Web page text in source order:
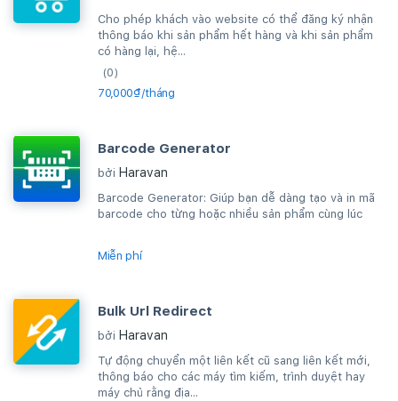
Cho phép khách vào website có thể đăng ký nhận
thông báo khi sản phẩm hết hàng và khi sản phẩm
có hàng lại, hệ...
(0)
70,000₫/tháng
Barcode Generator
bởi Haravan
Barcode Generator: Giúp bạn dễ dàng tạo và in mã
barcode cho từng hoặc nhiều sản phẩm cùng lúc
Miễn phí
Bulk Url Redirect
bởi Haravan
Tự động chuyển một liên kết cũ sang liên kết mới,
thông báo cho các máy tìm kiếm, trình duyệt hay
máy chủ rằng địa...